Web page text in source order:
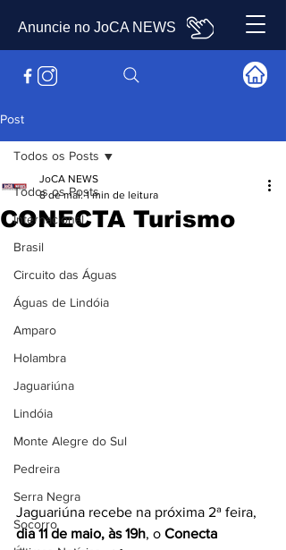
Anuncie no JoCA NEWS
Post
Todos os Posts
Internacional
Brasil
Circuito das Águas
Águas de Lindóia
Amparo
Holambra
Jaguariúna
Lindóia
Monte Alegre do Sul
Pedreira
Serra Negra
Socorro
Todos os Posts
CONECTA Turismo
JoCA NEWS
8 de mai. 1 min de leitura
Jaguariúna recebe na próxima 2ª feira,
dia 11 de maio, às 19h, o Conecta